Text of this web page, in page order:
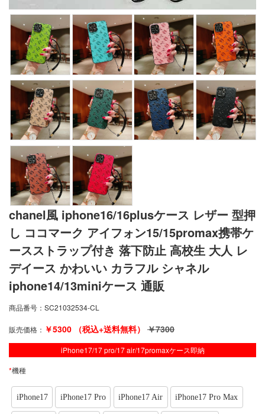
chanel風 iphone16/16plusケース レザー 型押
し ココマーク アイフォン15/15promax携帯ケ
ースストラップ付き 落下防止 高校生 大人 レ
デイース かわいい カラフル シャネル
iphone14/13miniケース 通販
商品番号： SC21032534-CL
販売価格： ￥5300 （税込+送料無料） ￥7300
iPhone17/17 pro/17 air/17promaxケース即納
*機種
iPhone17 iPhone17 Pro iPhone17 Air iPhone17 Pro Max